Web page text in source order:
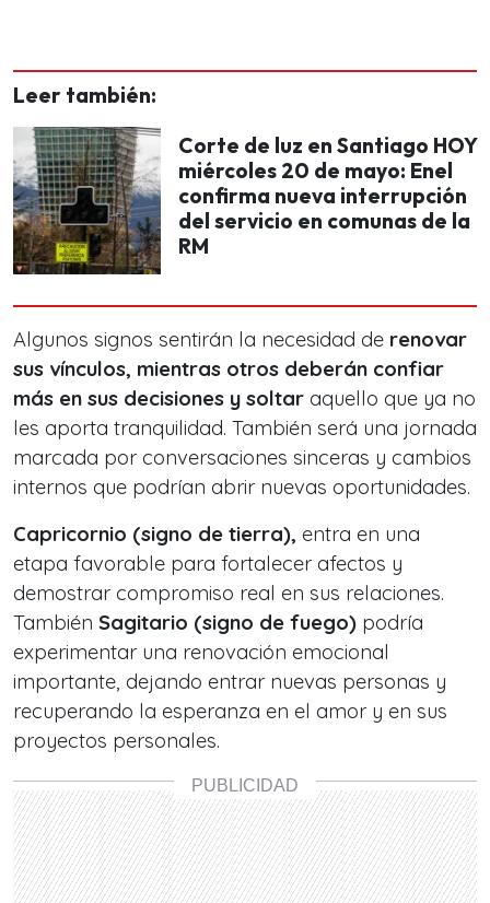
Leer también:
Corte de luz en Santiago HOY
miércoles 20 de mayo: Enel
confirma nueva interrupción
del servicio en comunas de la
RM
Algunos signos sentirán la necesidad de renovar
sus vínculos, mientras otros deberán confiar
más en sus decisiones y soltar aquello que ya no
les aporta tranquilidad. También será una jornada
marcada por conversaciones sinceras y cambios
internos que podrían abrir nuevas oportunidades.
Capricornio (signo de tierra), entra en una
etapa favorable para fortalecer afectos y
demostrar compromiso real en sus relaciones.
También Sagitario (signo de fuego) podría
experimentar una renovación emocional
importante, dejando entrar nuevas personas y
recuperando la esperanza en el amor y en sus
proyectos personales.